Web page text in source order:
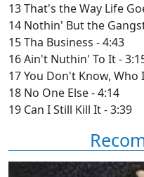
13 That's the Way Life
14 Nothin' But the
15 Tha Business - 4:43
16 Ain't Nuthin' To It -
17 You Don't Know, Who
18 No One Else - 4:14
19 Can I Still Kill It - 3:39